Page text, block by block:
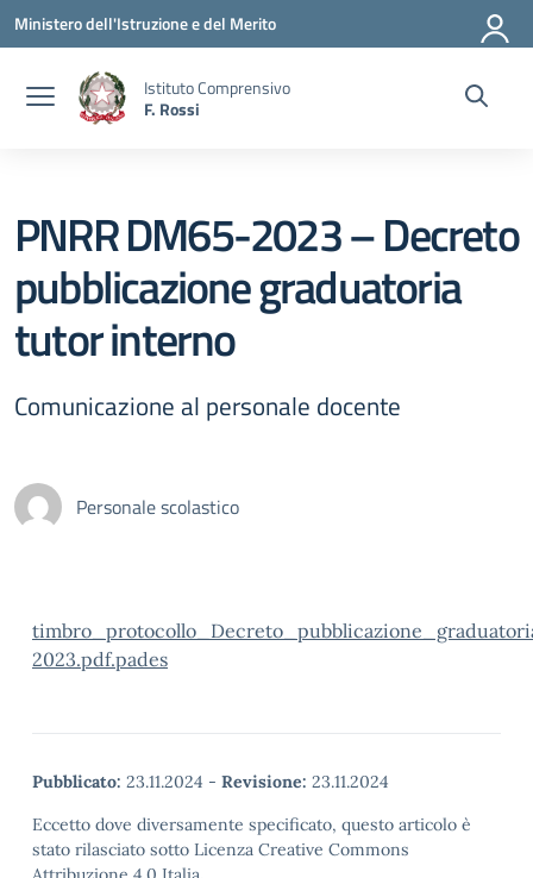
Vai ai contenuti
Vai al menu di navigazione
Vai al footer
Ministero dell'Istruzione e del Merito
Istituto Comprensivo
F. Rossi
PNRR DM65-2023 – Decreto
pubblicazione graduatoria
tutor interno
Comunicazione al personale docente
Personale scolastico
2023.pdf.pades
Pubblicato: 23.11.2024 - Revisione: 23.11.2024
Eccetto dove diversamente specificato, questo articolo è
stato rilasciato sotto Licenza Creative Commons